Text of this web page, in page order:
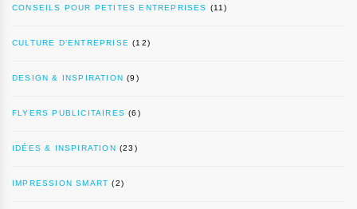
CONSEILS POUR PETITES ENTREPRISES (11)
CULTURE D’ENTREPRISE (12)
DESIGN & INSPIRATION (9)
FLYERS PUBLICITAIRES (6)
IDÉES & INSPIRATION (23)
IMPRESSION SMART (2)